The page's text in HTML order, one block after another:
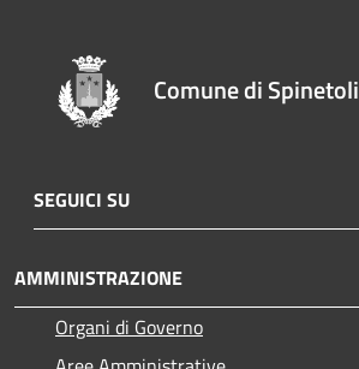
Comune di Spinetoli
SEGUICI SU
AMMINISTRAZIONE
Organi di Governo